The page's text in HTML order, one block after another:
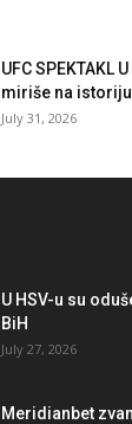
UFC SPEKTAKL
miriše na istoriju
July 31, 2026
U HSV-u su
BiH
July 27, 2026
Meridianbet